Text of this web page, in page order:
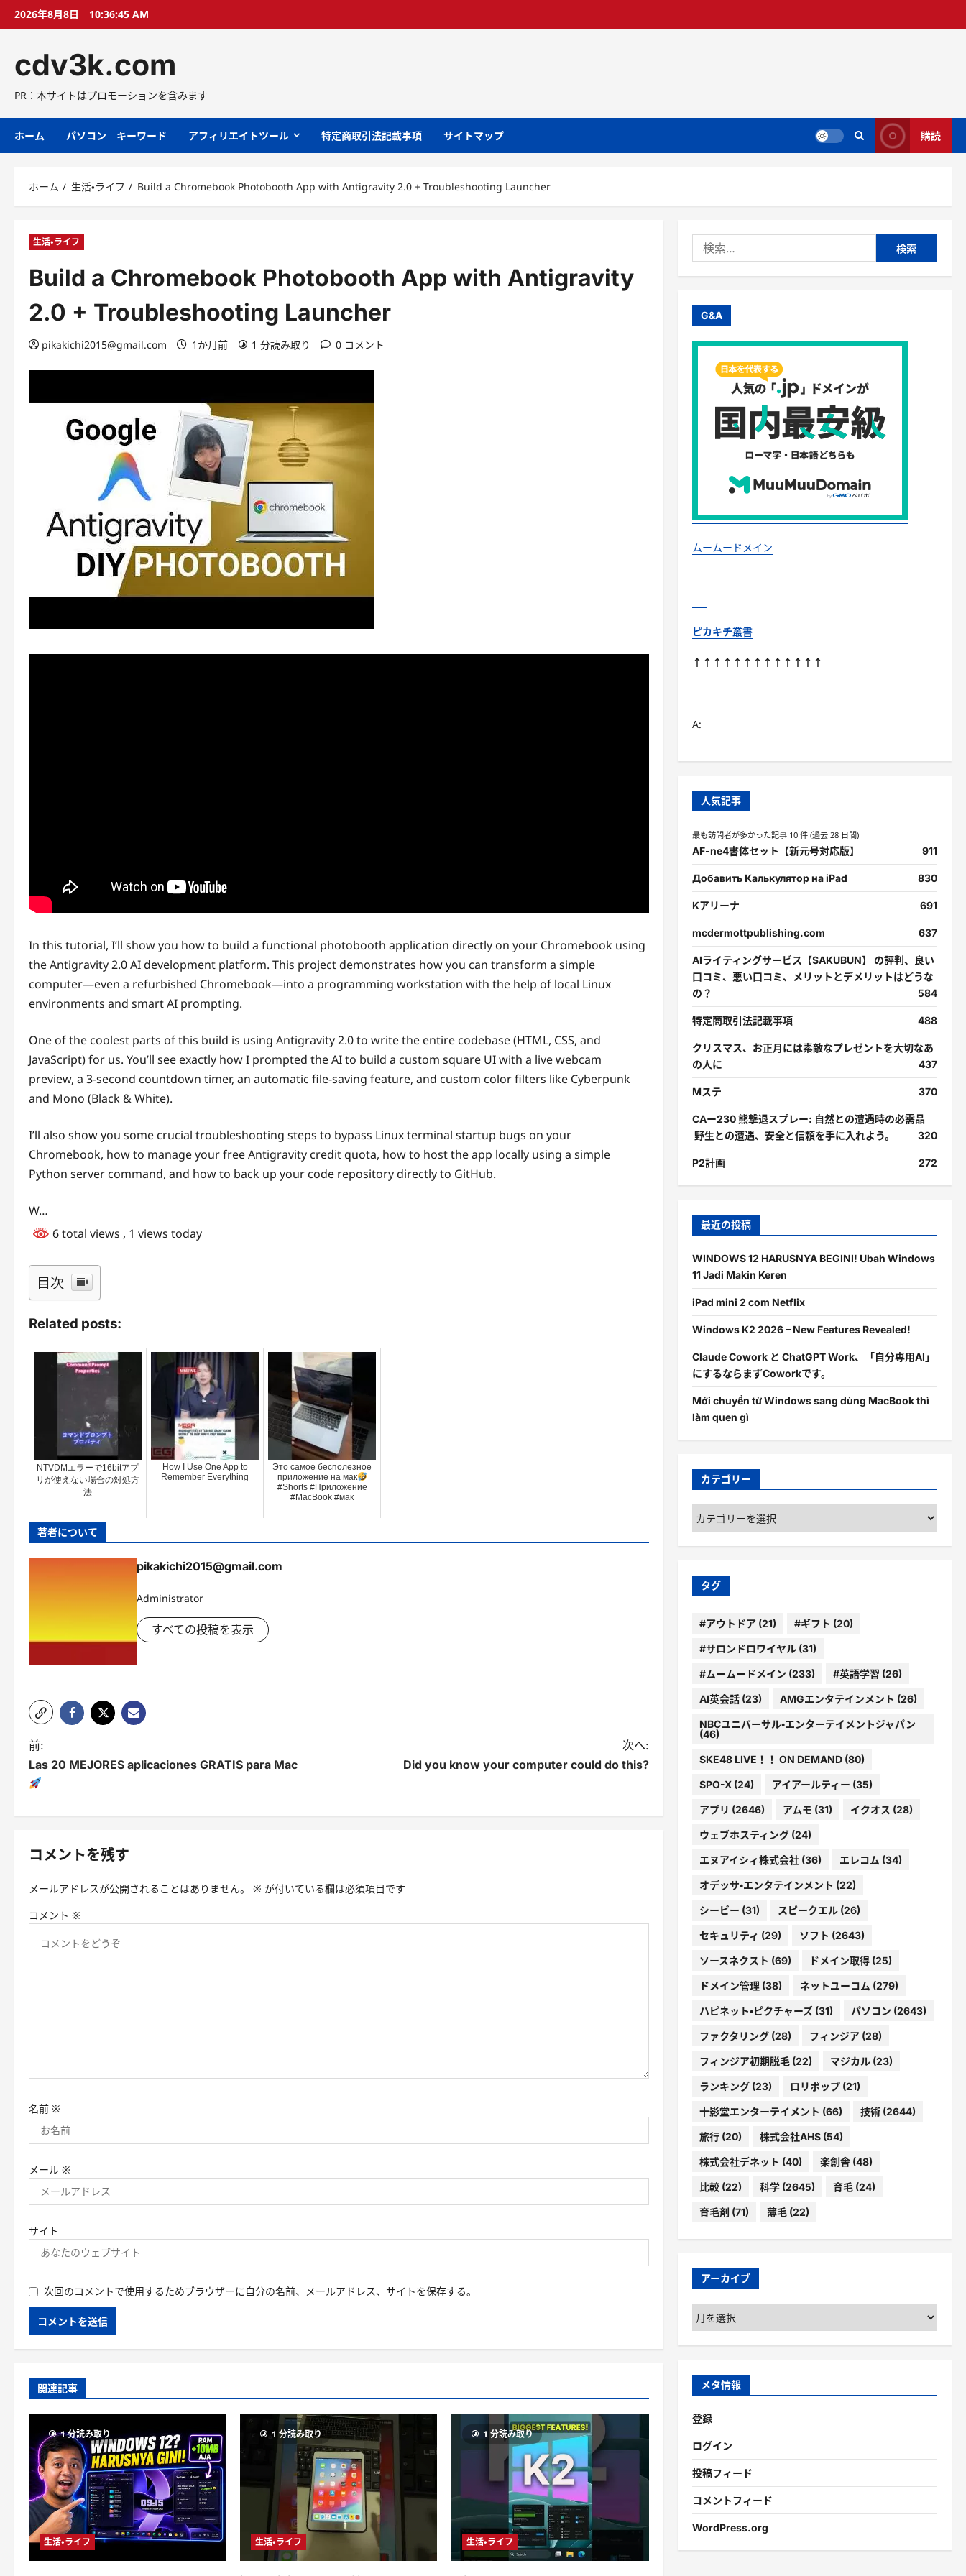
プ
2026年8月8日 10:36:46 AM
cdv3k.com
PR：本サイトはプロモーションを含みます
ホーム パソコン キーワード アフィリエイトツール 特定商取引法記載事項 サイトマップ 購読
ホーム 生活・ライフ Build a Chromebook Photobooth App with Antigravity 2.0 + Troubleshooting Launcher
生活・ライフ
Build a Chromebook Photobooth App with Antigravity
2.0 + Troubleshooting Launcher
pikakichi2015@gmail.com 1か月前 1 分読み取り 0 コメント
In this tutorial, I’ll show you how to build a functional photobooth application directly on your Chromebook using
the Antigravity 2.0 AI development platform. This project demonstrates how you can transform a simple
computer—even a refurbished Chromebook—into a programming workstation with the help of local Linux
environments and smart AI prompting.
One of the coolest parts of this build is using Antigravity 2.0 to write the entire codebase (HTML, CSS, and
JavaScript) for us. You’ll see exactly how I prompted the AI to build a custom square UI with a live webcam
preview, a 3-second countdown timer, an automatic file-saving feature, and custom color filters like Cyberpunk
and Mono (Black & White).
I’ll also show you some crucial troubleshooting steps to bypass Linux terminal startup bugs on your
Chromebook, how to manage your free Antigravity credit quota, how to host the app locally using a simple
Python server command, and how to back up your code repository directly to GitHub.
W…
6 total views , 1 views today
目次
Related posts:
NTVDMエラーで16bitアプ
リが使えない場合の対処方
法
How I Use One App to
Remember Everything
Это самое бесполезное
приложение на мак
#Shorts #Приложение
#MacBook #мак
著者について
pikakichi2015@gmail.com
Administrator
すべての投稿を表示
投
稿
ゲ
ョ
前:
Las 20 MEJORES aplicaciones GRATIS para Mac
次へ:
Did you know your computer could do this?
コメントを残す
メールアドレスが公開されることはありません。 ※ が付いている欄は必須項目です
コメント ※
名前 ※
メール ※
サイト
次回のコメントで使用するためブラウザーに自分の名前、メールアドレス、サイトを保存する。
関連記事
1 分読み取り
生活・ライフ
1 分読み取り
生活・ライフ
1 分読み取り
生活・ライフ
索:
G&A
ムームードメイン
ピカキチ叢書
↑↑↑↑↑↑↑↑↑↑↑↑↑
A:
人気記事
最も訪問者が多かった記事 10 件 (過去 28 日間)
AF-ne4書体セット【新元号対応版】 911
Добавить Калькулятор на iPad 830
Kアリーナ 691
mcdermottpublishing.com 637
AIライティングサービス【SAKUBUN】 の評判、良い
口コミ、悪い口コミ、メリットとデメリットはどうな
の？
584
特定商取引法記載事項 488
クリスマス、お正月には素敵なプレゼントを大切なあ
の人に
437
Mステ 370
CAー230 熊撃退スプレー: 自然との遭遇時の必需品
野生との遭遇、安全と信頼を手に入れよう。
320
P2計画 272
最近の投稿
WINDOWS 12 HARUSNYA BEGINI! Ubah Windows
11 Jadi Makin Keren
iPad mini 2 com Netflix
Windows K2 2026 – New Features Revealed!
Claude Cowork と ChatGPT Work、「自分専用AI」
にするならまずCoworkです。
Mới chuyển từ Windows sang dùng MacBook thì
làm quen gì
カテゴリー
カ
テ
ゴ
ー
タグ
#アウトドア(21) #ギフト (20)
#サロンドロワイヤル(31)
#ムームードメイン (233) #英語学習 (26)
AI英会話(23) AMGエンタテインメント (26)
NBCユニバーサル・エンターテイメントジャパン
(46)
SKE48 LIVE！！ ON DEMAND(80)
SPO-X(24) アイアールティー (35)
アプリ (2646) アムモ (31) イクオス (28)
ウェブホスティング(24)
エヌアイシィ株式会社(36) エレコム (34)
オデッサ・エンタテインメント (22)
シービー (31) スピークエル(26)
セキュリティ (29) ソフト (2643)
ソースネクスト (69) ドメイン取得(25)
ドメイン管理(38) ネットユーコム (279)
ハピネット・ピクチャーズ(31) パソコン (2643)
ファクタリング(28) フィンジア(28)
フィンジア初期脱毛(22) マジカル(23)
ランキング(23) ロリポップ(21)
十影堂エンターテイメント (66) 技術(2644)
旅行(20) 株式会社AHS(54)
株式会社デネット (40) 楽創舎(48)
比較(22) 科学(2645) 育毛(24)
育毛剤 (71) 薄毛(22)
アーカイブ
ア
ー
カ
ブ
メタ情報
登録
ログイン
投稿フィード
コメントフィード
WordPress.org